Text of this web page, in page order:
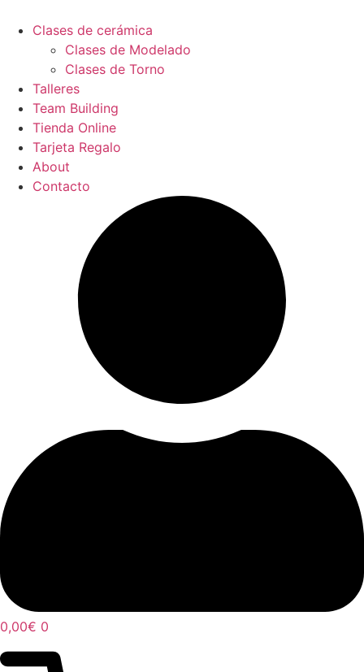
Clases de cerámica
Clases de Modelado
Clases de Torno
Talleres
Team Building
Tienda Online
Tarjeta Regalo
About
Contacto
0,00€ 0